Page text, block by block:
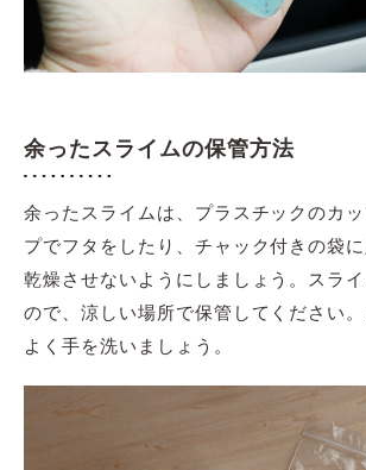
余ったスライムの保管方法
余ったスライムは、プラスチックのカ
プでフタをしたり、チャック付きの袋に
乾燥させないようにしましょう。スラ
ので、涼しい場所で保管してください
よく手を洗いましょう。